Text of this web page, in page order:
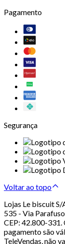
Pagamento
Segurança
Voltar ao topo
Lojas Le biscuit
535 - Via
CEP: 42.800-331.
pagamento são
TeleVendas, não